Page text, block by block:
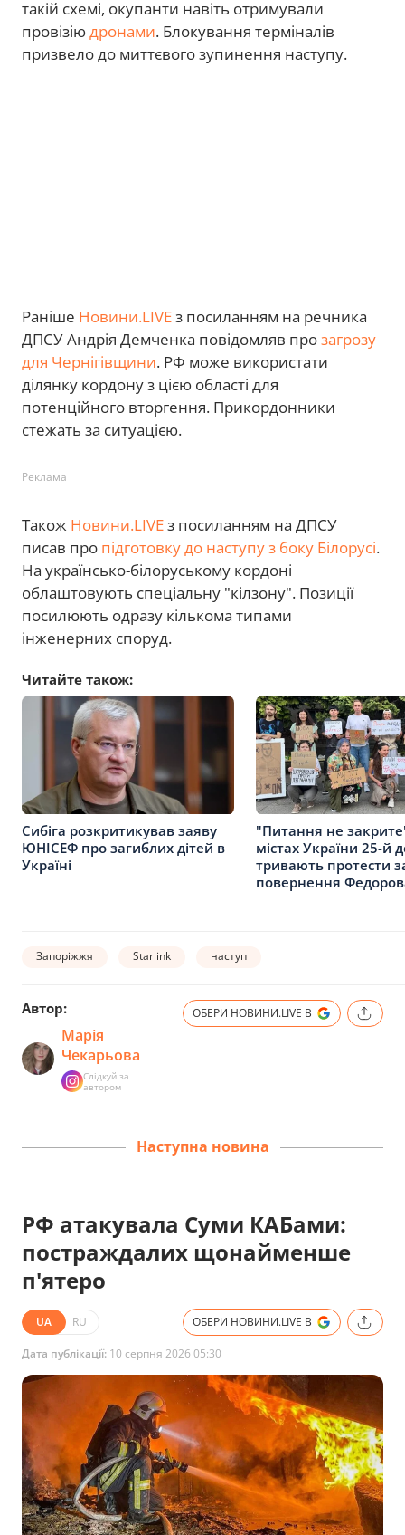
такій схемі, окупанти навіть отримували
провізіюдронами. Блокування терміналів
призвело до миттєвого зупинення наступу.
Раніше Новини.LIVEз посиланням на речника
ДПСУ Андрія Демченка повідомляв прозагрозу
для Чернігівщини. РФ може використати
ділянку кордону з цією області для
потенційного вторгення. Прикордонники
стежать за ситуацією.
Реклама
Також Новини.LIVEз посиланням на ДПСУ
писав про підготовку до наступу з боку Білорусі.
На українсько-білоруському кордоні
облаштовують спеціальну "кілзону". Позиції
посилюють одразу кількома типами
інженерних споруд.
Читайте також:
Сибіга розкритикував заяву
ЮНІСЕФ про загиблих дітей в
Україні
"Питання не
містах України 25-й
тривають протести
повернення
Запоріжжя Starlink наступ
Автор:
Марія
Чекарьова
Слідкуй за
автором
ОБЕРИ НОВИНИ.LIVE В
Наступна новина
РФ атакувала Суми КАБами:
постраждалих щонайменше
п'ятеро
UA RU ОБЕРИ НОВИНИ.LIVE В
Дата публікації: 10 серпня 2026 05:30